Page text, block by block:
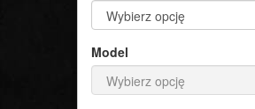
Model